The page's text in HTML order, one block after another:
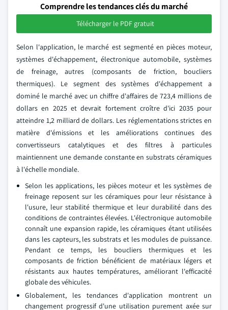
Comprendre les tendances clés du marché
Télécharger le PDF gratuit
Selon l'application, le marché est segmenté en pièces moteur,
systèmes d'échappement, électronique automobile, systèmes
de freinage, autres (composants de friction, boucliers
thermiques). Le segment des systèmes d'échappement a
dominé le marché avec un chiffre d'affaires de 723,4 millions de
dollars en 2025 et devrait fortement croître d'ici 2035 pour
atteindre 1,2 milliard de dollars. Les réglementations strictes en
matière d'émissions et les améliorations continues des
convertisseurs catalytiques et des filtres à particules
maintiennent une demande constante en substrats céramiques
à l'échelle mondiale.
Selon les applications, les pièces moteur et les systèmes de
freinage reposent sur les céramiques pour leur résistance à
l'usure, leur stabilité thermique et leur durabilité dans des
conditions de contraintes élevées. L'électronique automobile
connaît une expansion rapide, les céramiques étant utilisées
dans les capteurs, les substrats et les modules de puissance.
Pendant ce temps, les boucliers thermiques et les
composants de friction bénéficient de matériaux légers et
résistants aux hautes températures, améliorant l'efficacité
globale des véhicules.
Globalement, les tendances d'application montrent un
changement progressif d'une utilisation purement axée sur